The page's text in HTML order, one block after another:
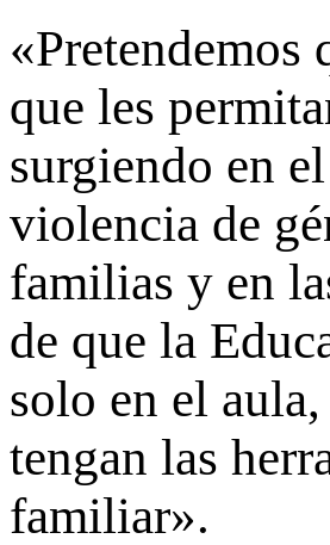
«Pretendemos
que les
surgiendo en
violencia de
familias y en
de que la
solo en el
tengan las
familiar».